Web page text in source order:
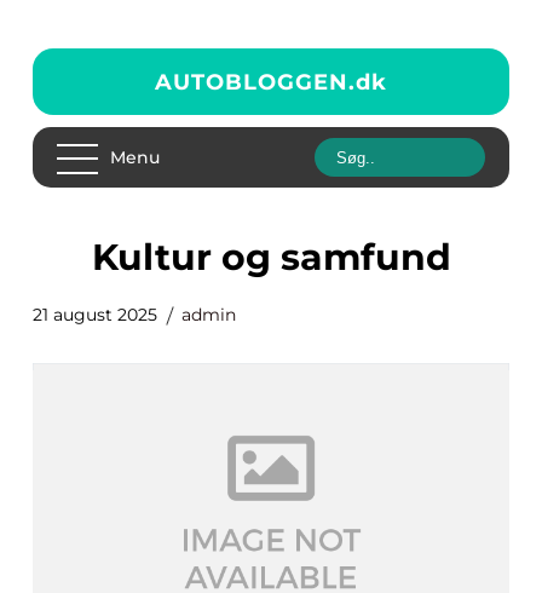
AUTOBLOGGEN.dk
Menu
Kultur og samfund
21 august 2025 admin